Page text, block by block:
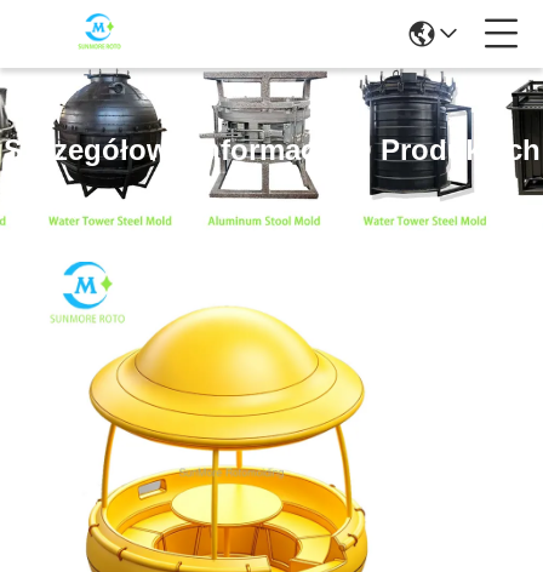
Szczegółowe Informacje O Produktach